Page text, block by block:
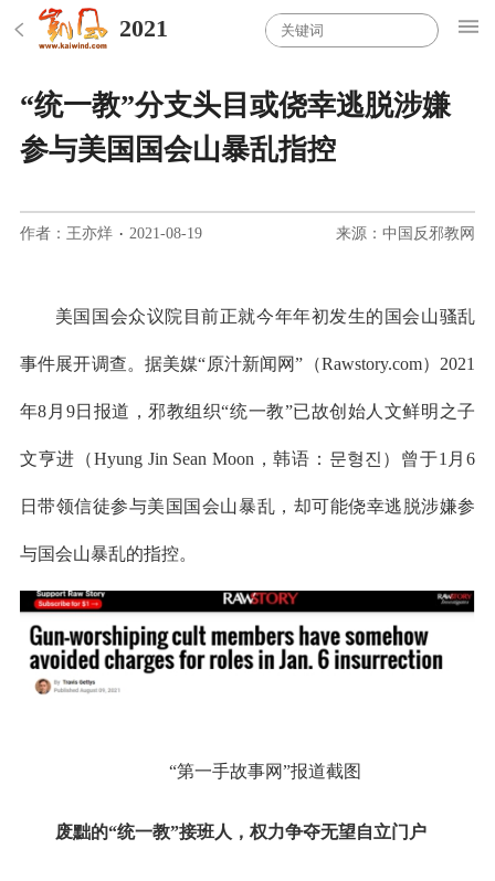
2021
“统一教”分支头目或侥幸逃脱涉嫌
参与美国国会山暴乱指控
作者：王亦烊 · 2021-08-19 来源：中国反邪教网
美国国会众议院目前正就今年年初发生的国会山骚乱
事件展开调查。据美媒“原汁新闻网”（Rawstory.com）2021
年8月9日报道，邪教组织“统一教”已故创始人文鲜明之子
文亨进（Hyung Jin Sean Moon，韩语：문형진）曾于1月6
日带领信徒参与美国国会山暴乱，却可能侥幸逃脱涉嫌参
与国会山暴乱的指控。
“第一手故事网”报道截图
废黜的“统一教”接班人，权力争夺无望自立门户